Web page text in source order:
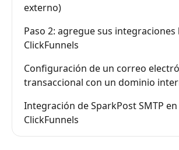
externo)
Paso 2: agregue sus integraciones
ClickFunnels
Configuración de un correo
transaccional con un dominio
Integración de SparkPost SMTP en
ClickFunnels